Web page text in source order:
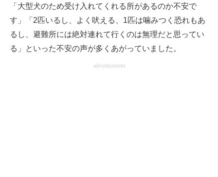
「大型犬のため受け入れてくれる所があるのか不安で
す」「2匹いるし、よく吠える、1匹は噛みつく恐れもあ
るし、避難所には絶対連れて行くのは無理だと思ってい
る」といった不安の声が多くあがっていました。
advertisement